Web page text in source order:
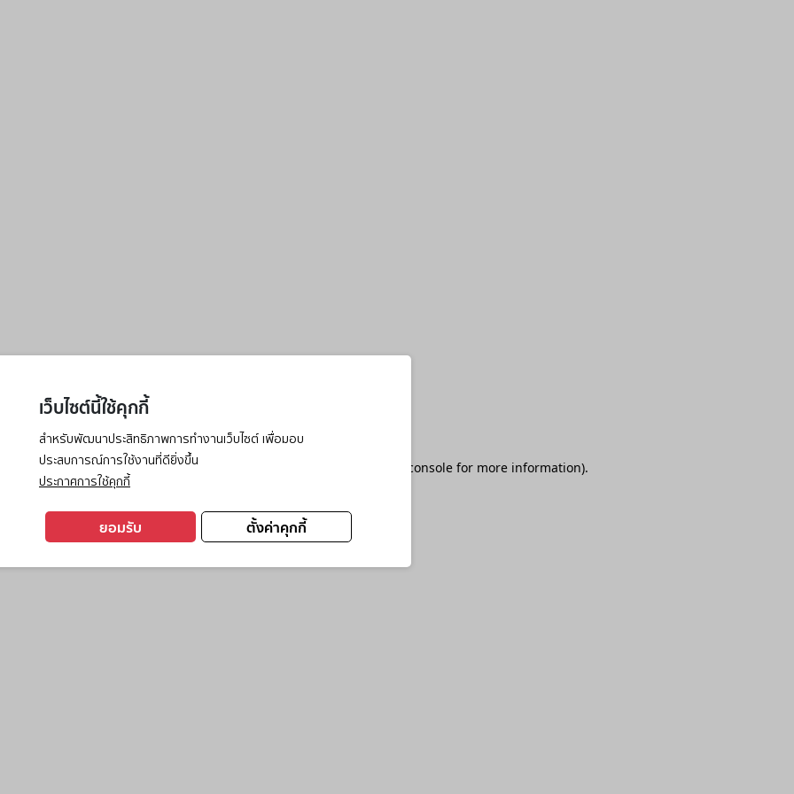
เว็บไซต์นี้ใช้คุกกี้
สำหรับพัฒนาประสิทธิภาพการทำงานเว็บไซต์ เพื่อมอบ
ประสบการณ์การใช้งานที่ดียิ่งขึ้น
ประกาศการใช้คุกกี้
ตั้งค่าคุกกี้
ยอมรับ
has occurred while loading browser console for more information).